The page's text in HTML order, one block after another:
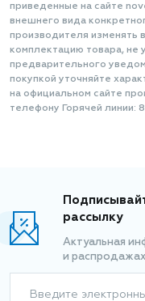
приведенные на сайте
внешнего вида
производителя изменять
комплектацию товара, не
предварительного
покупкой уточняйте
на официальном сайте
телефону Горячей
рассылку
Актуальная
и
Введите